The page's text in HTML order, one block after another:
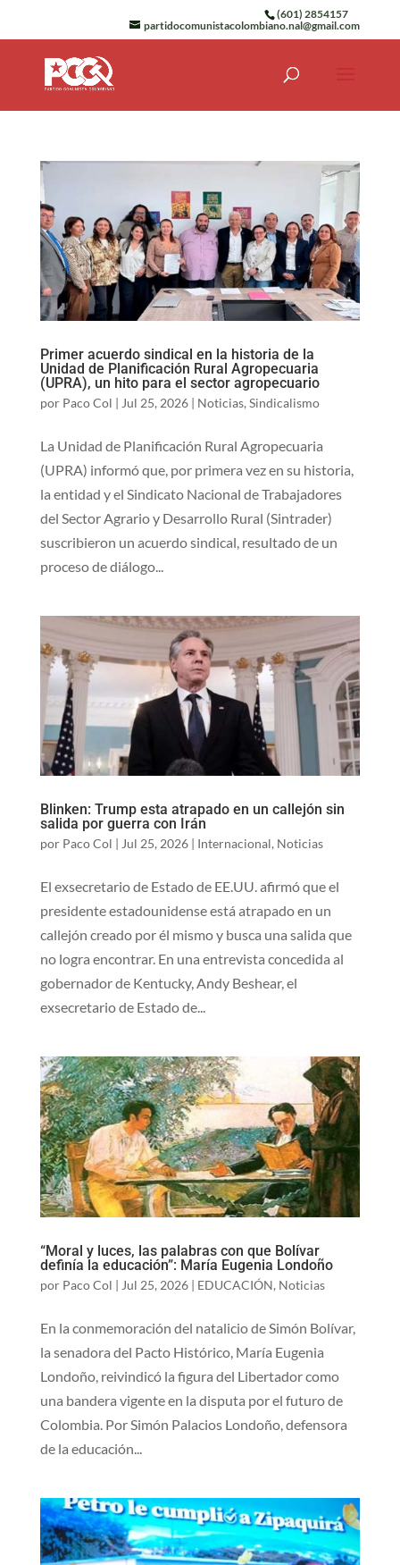
(601) 2854157
partidocomunistacolombiano.nal@gmail.com
Primer acuerdo sindical en la historia de la
Unidad de Planificación Rural Agropecuaria
(UPRA), un hito para el sector agropecuario
por Paco Col | Jul 25, 2026| Noticias, Sindicalismo
La Unidad de Planificación Rural Agropecuaria
(UPRA) informó que, por primera vez en su historia,
la entidad y el Sindicato Nacional de Trabajadores
del Sector Agrario y Desarrollo Rural (Sintrader)
suscribieron un acuerdo sindical, resultado de un
proceso de diálogo...
Blinken: Trump esta atrapado en un callejón sin
salida por guerra con Irán
por Paco Col | Jul 25, 2026| Internacional, Noticias
El exsecretario de Estado de EE.UU. afirmó que el
presidente estadounidense está atrapado en un
callejón creado por él mismo y busca una salida que
no logra encontrar. En una entrevista concedida al
gobernador de Kentucky, Andy Beshear, el
exsecretario de Estado de...
“Moral y luces, las palabras con que Bolívar
definía la educación”: María Eugenia Londoño
por Paco Col | Jul 25, 2026| EDUCACIÓN, Noticias
En la conmemoración del natalicio de Simón Bolívar,
la senadora del Pacto Histórico, María Eugenia
Londoño, reivindicó la figura del Libertador como
una bandera vigente en la disputa por el futuro de
Colombia. Por Simón Palacios Londoño, defensora
de la educación...